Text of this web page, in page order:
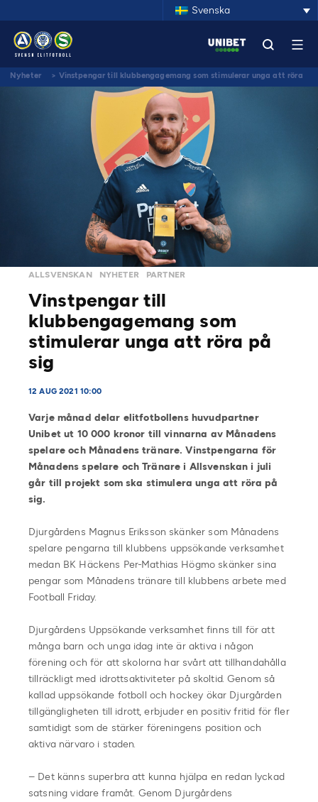
Svenska
Nyheter > Vinstpengar till klubbengagemang som stimulerar unga att röra
ALLSVENSKAN NYHETER PARTNER
Vinstpengar till
klubbengagemang som
stimulerar unga att röra på
sig
12 AUG 2021 10:00
Varje månad delar elitfotbollens huvudpartner
Unibet ut 10 000 kronor till vinnarna av Månadens
spelare och Månadens tränare. Vinstpengarna för
Månadens spelare och Tränare i Allsvenskan i juli
går till projekt som ska stimulera unga att röra på
sig.
Djurgårdens Magnus Eriksson skänker som Månadens
spelare pengarna till klubbens uppsökande verksamhet
medan BK Häckens Per-Mathias Högmo skänker sina
pengar som Månadens tränare till klubbens arbete med
Football Friday.
Djurgårdens Uppsökande verksamhet finns till för att
många barn och unga idag inte är aktiva i någon
förening och för att skolorna har svårt att tillhandahålla
tillräckligt med idrottsaktiviteter på skoltid. Genom så
kallad uppsökande fotboll och hockey ökar Djurgården
tillgängligheten till idrott, erbjuder en positiv fritid för fler
samtidigt som de stärker föreningens position och
aktiva närvaro i staden.
– Det känns superbra att kunna hjälpa en redan lyckad
satsning vidare framåt. Genom Djurgårdens